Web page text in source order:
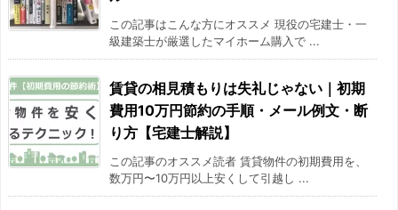
2016/05
8.6%
2016/07 4.7%
2016/08 3.4%
2016/09 3.9%
この記事はこんな方にオススメ 現役の宅建士・一
級建築士が厳選したマイホーム購入で ...
賃貸の相見積もりは失礼じゃない｜初期
費用10万円節約の手順・メール例文・断
り方【宅建士解説】
この記事のオススメ読者 賃貸物件の初期費用を、
数万円〜10万円以上安くして引越し ...